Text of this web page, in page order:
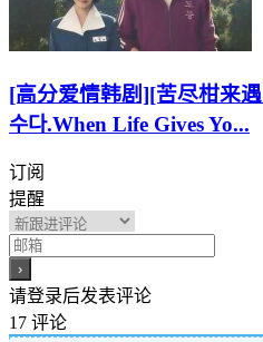
[高分爱情韩剧][苦尽柑来
수다.When Life Gives Yo...
订阅
提醒
请登录后发表评论
17 评论